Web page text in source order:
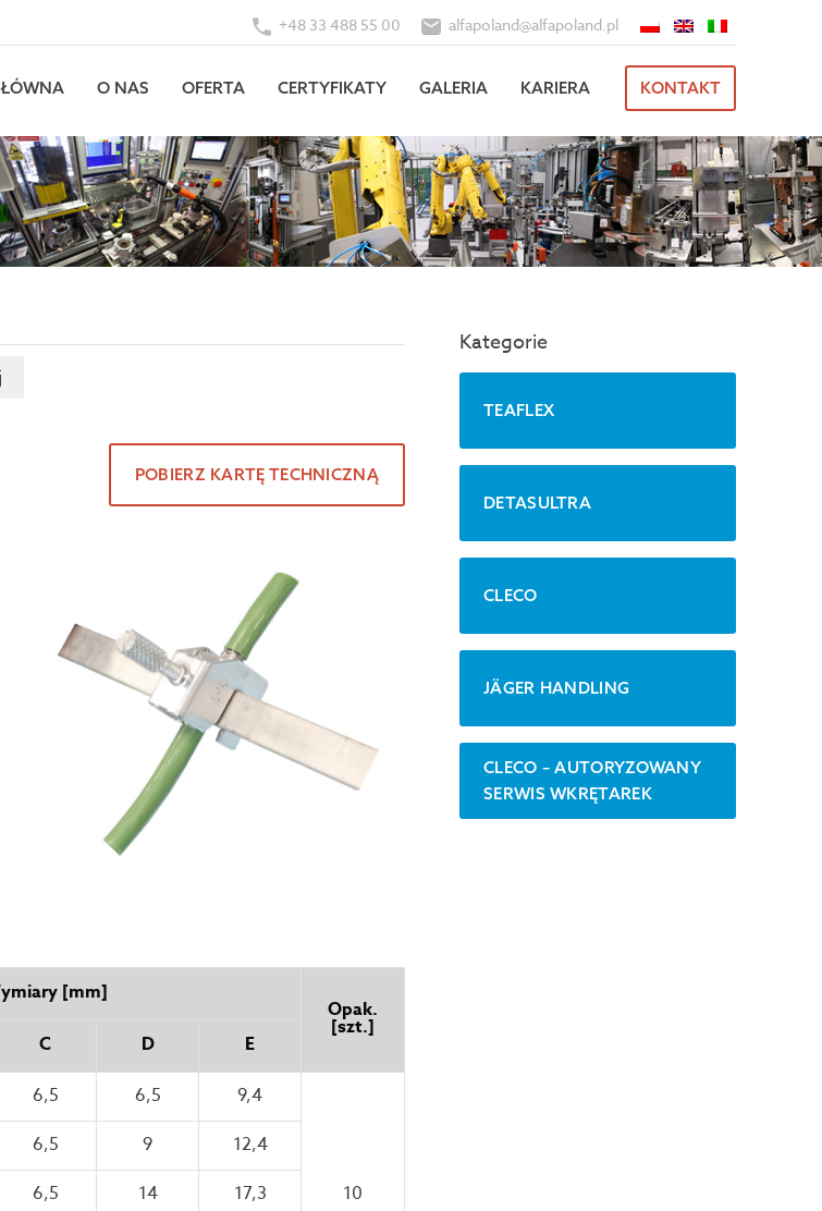
+48 33 488 55 00 alfapoland@alfapoland.pl
O NAS OFERTA CERTYFIKATY GALERIA KARIERA KONTAKT
POBIERZ KARTĘ TECHNICZNĄ
[mm]
Opak.
[szt.]
C D
E
6,5 6,5 9,4
10
6,5 9
12,4
6,5 14
17,3
Kategorie
TEAFLEX
DETASULTRA
CLECO
JÄGER HANDLING
CLECO – AUTORYZOWANY
SERWIS WKRĘTAREK